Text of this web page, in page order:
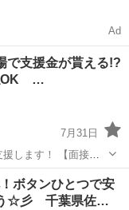
Ad
で支援金が貰える!?
OK …
7月31日
！ 【面接交
内
！ 未経験の方が始め
ボタンひとつで安
う☆彡 千葉県佐…